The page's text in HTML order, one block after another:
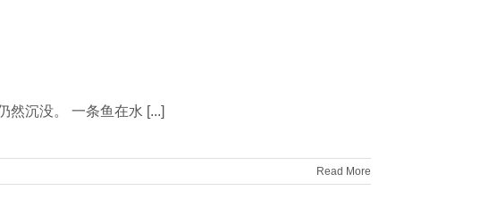
然沉没。 一条鱼在水 [...]
Read More